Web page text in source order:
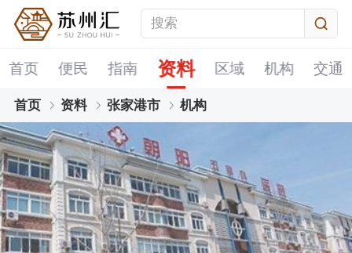
首页 便民 指南 资料 区域 机构 交通
首页 资料 张家港市 机构